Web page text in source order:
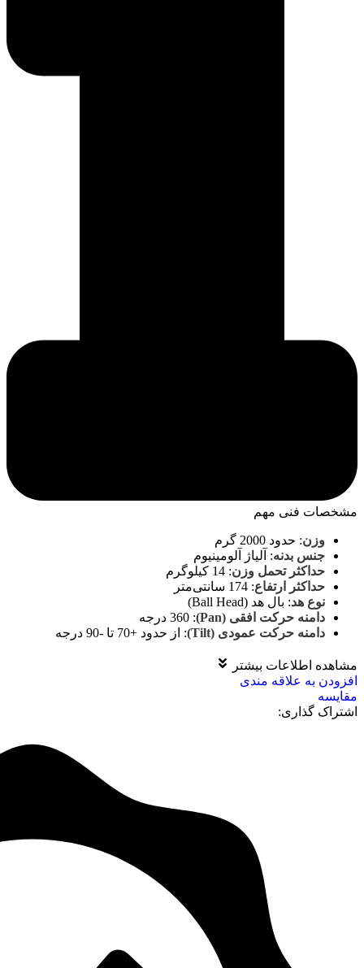
مشخصات فنی مهم
وزن: حدود 2000 گرم
جنس بدنه: آلیاژ آلومینیوم
حداکثر تحمل وزن: 14 کیلوگرم
حداکثر ارتفاع: 174 سانتی‌متر
نوع هد: بال هد (Ball Head)
دامنه حرکت افقی (Pan)
: 360 درجه
دامنه حرکت عمودی (Tilt)
: از حدود +70 تا -90 درجه
مشاهده اطلاعات بیشتر
افزودن به علاقه مندی
مقايسه
اشتراک گذاری: